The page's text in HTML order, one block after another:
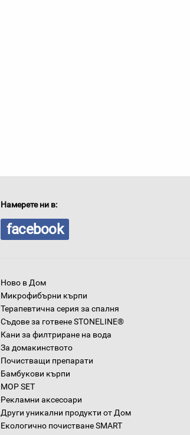
Намерете ни в:
facebook
Ново в Дом
Микрофибърни кърпи
Терапевтична серия за спалня
Съдове за готвене STONELINE®
Кани за филтриране на вода
За домакинството
Почистващи препарати
Бамбукови кърпи
MOP SET
Рекламни аксесоари
Други уникални продукти от Дом
Екологично почистване SMART